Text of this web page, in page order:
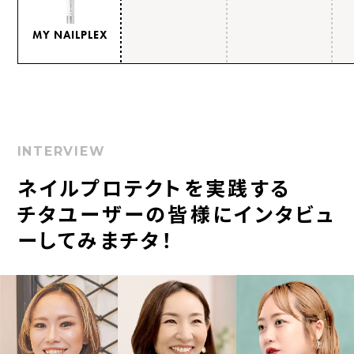
MY NAILPLEX
INTERVIEW
ネイルプロテクトを実践する
チタユーザーの皆様にインタビュ
ーしてみまチタ！